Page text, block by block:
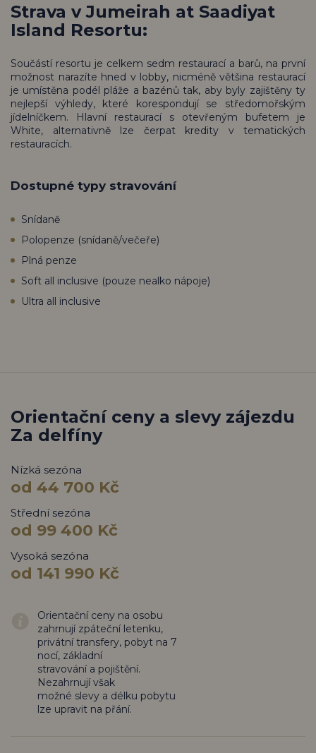
Strava v Jumeirah at Saadiyat
Island Resortu:
Součástí resortu je celkem sedm restaurací a barů, na první
možnost narazíte hned v lobby, nicméně většina restaurací
je umístěna podél pláže a bazénů tak, aby byly zajištěny ty
nejlepší výhledy, které korespondují se středomořským
jídelníčkem. Hlavní restaurací s otevřeným bufetem je
White, alternativně lze čerpat kredity v tematických
restauracích.
Dostupné typy stravování
Snídaně
Polopenze (snídaně/večeře)
Plná penze
Soft all inclusive (pouze nealko nápoje)
Ultra all inclusive
Orientační ceny a slevy zájezdu
Za delfíny
Nízká sezóna
od 44 700 Kč
Střední sezóna
od 99 400 Kč
Vysoká sezóna
od 141 990 Kč
Orientační ceny na osobu
zahrnují zpáteční letenku,
privátní transfery, pobyt na 7
nocí, základní
stravování a pojištění.
Nezahrnují však
možné slevy a délku pobytu
lze upravit na přání.